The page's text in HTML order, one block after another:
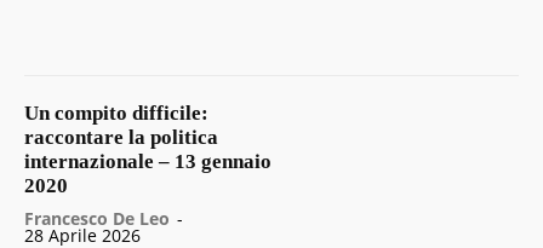
Un compito difficile:
raccontare la politica
internazionale – 13 gennaio
2020
Francesco De Leo -
28 Aprile 2026